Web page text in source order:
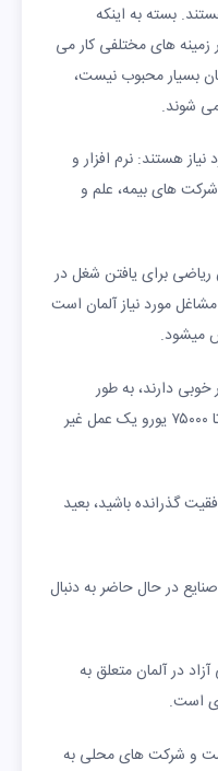
بسته به اینکه
زمینه های مختلفی کار می
بسیار محبوب نیست،
شوند.
نیاز هستند: نرم افزار و
های بیمه، علم و
ریاضی برای یافتن شغل در
مورد نیاز آلمان است
میشود.
خوبی دارند، به طور
متوسط ​​۶۴۰۰۰ یورو، اما کسب درآمد تا ۷۵۰۰۰ یورو یک عمل غیر
گذرانده باشید، بعید
در حال حاضر به دنبال
آزاد در آلمان متعلق به
است.
و شرکت های محلی به